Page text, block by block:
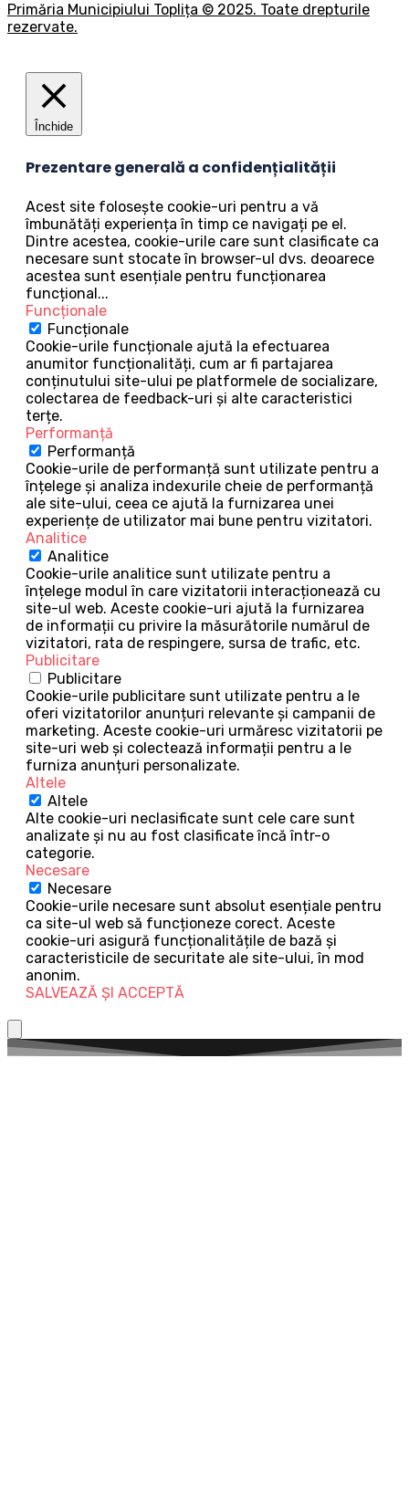
Primăria Municipiului Toplița © 2025. Toate drepturile
rezervate.
Închide
Prezentare generală a confidențialității
Acest site folosește cookie-uri pentru a vă
îmbunătăți experiența în timp ce navigați pe el.
Dintre acestea, cookie-urile care sunt clasificate ca
necesare sunt stocate în browser-ul dvs. deoarece
acestea sunt esențiale pentru funcționarea
funcțional...
Funcționale
Funcționale
Cookie-urile funcționale ajută la efectuarea
anumitor funcționalități, cum ar fi partajarea
conținutului site-ului pe platformele de socializare,
colectarea de feedback-uri și alte caracteristici
terțe.
Performanță
Performanță
Cookie-urile de performanță sunt utilizate pentru a
înțelege și analiza indexurile cheie de performanță
ale site-ului, ceea ce ajută la furnizarea unei
experiențe de utilizator mai bune pentru vizitatori.
Analitice
Analitice
Cookie-urile analitice sunt utilizate pentru a
înțelege modul în care vizitatorii interacționează cu
site-ul web. Aceste cookie-uri ajută la furnizarea
de informații cu privire la măsurătorile numărul de
vizitatori, rata de respingere, sursa de trafic, etc.
Publicitare
Publicitare
Cookie-urile publicitare sunt utilizate pentru a le
oferi vizitatorilor anunțuri relevante și campanii de
marketing. Aceste cookie-uri urmăresc vizitatorii pe
site-uri web și colectează informații pentru a le
furniza anunțuri personalizate.
Altele
Altele
Alte cookie-uri neclasificate sunt cele care sunt
analizate și nu au fost clasificate încă într-o
categorie.
Necesare
Necesare
Cookie-urile necesare sunt absolut esențiale pentru
ca site-ul web să funcționeze corect. Aceste
cookie-uri asigură funcționalitățile de bază și
caracteristicile de securitate ale site-ului, în mod
anonim.
SALVEAZĂ ȘI ACCEPTĂ